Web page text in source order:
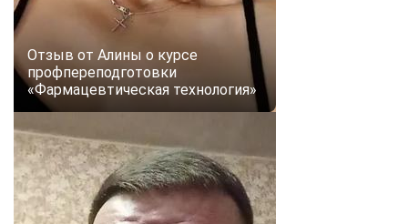
Отзыв от Алины о курсе
профпереподготовки
«Фармацевтическая технология»